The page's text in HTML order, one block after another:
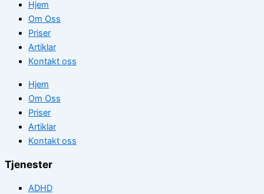
Hjem
Om Oss
Priser
Artiklar
Kontakt oss
Hjem
Om Oss
Priser
Artiklar
Kontakt oss
Tjenester
ADHD